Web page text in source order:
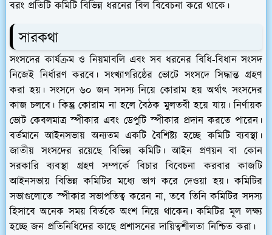
বরং প্রতিটি কমিটি বিভিন্ন ধরনের বিল বিবেচনা করে থাকে।
সারকথা
সংসদের কার্যক্রম ও নিয়মাবলি এবং সব ধরনের বিধি-বিধান সংসদ
নিজেই নির্ধারণ করবে। সংখ্যাগরিষ্ঠের ভোটে সংসদে সিদ্ধান্ত গ্রহণ
করা হয়। সংসদে ৬০ জন সদস্য নিয়ে কোরাম হয় অর্থাৎ সংসদের
কাজ চলবে। কিন্তু কোরাম না হলে বৈঠক মুলতবী হয়ে যায়। নির্ণায়ক
ভোট কেবলমাত্র স্পীকার এবং ডেপুটি স্পীকার প্রদান করতে পারেন।
বর্তমানে আইনসভায় অন্যতম একটি বৈশিষ্ট্য হচ্ছে কমিটি ব্যবস্থা।
জাতীয় সংসদের রয়েছে বিভিন্ন কমিটি। আইন প্রণয়ন বা কোন
সরকারি ব্যবস্থা গ্রহণ সম্পর্কে বিচার বিবেচনা করবার কাজটি
আইনসভায় বিভিন্ন কমিটির মধ্যে ভাগ করে দেওয়া হয়। কমিটির
সভাগুলোতে স্পীকার সভাপতিত্ব করেন না, তবে তিনি কমিটির সদস্য
হিসাবে অনেক সময় বির্তকে অংশ নিয়ে থাকেন। কমিটির মূল লক্ষ্য
হচ্ছে জন প্রতিনিধিদের কাছে প্রশাসনের দায়িত্বশীলতা নিশ্চিত করা।